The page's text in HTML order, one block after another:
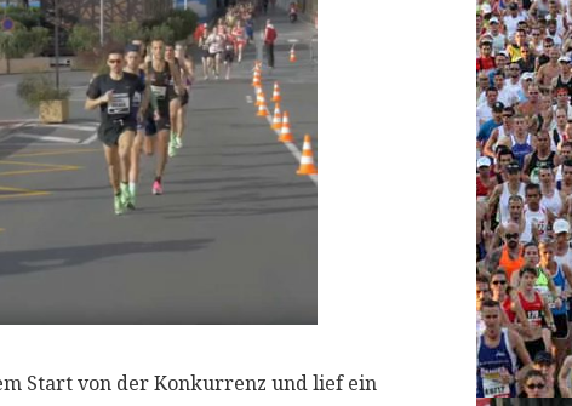
Start von der Konkurrenz und lief ein